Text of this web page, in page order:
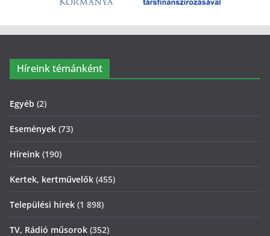
Híreink témánként
Egyéb (2)
Események (73)
Híreink (190)
Kertek, kertművelők (455)
Települési hírek (1 898)
TV, Rádió műsorok (352)